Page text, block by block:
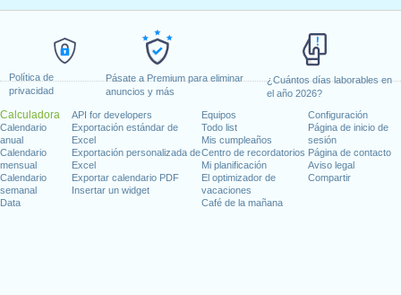
Política de
privacidad
Pásate a Premium para eliminar
anuncios y más
¿Cuántos días laborables en
el año 2026?
Calculadora
Calendario
anual
Calendario
mensual
Calendario
semanal
Data
API for developers
Exportación estándar de
Excel
Exportación personalizada de
Excel
Exportar calendario PDF
Insertar un widget
Equipos
Todo list
Mis cumpleaños
Centro de recordatorios
Mi planificación
El optimizador de
vacaciones
Café de la mañana
Configuración
Página de inicio de
sesión
Página de contacto
Aviso legal
Compartir